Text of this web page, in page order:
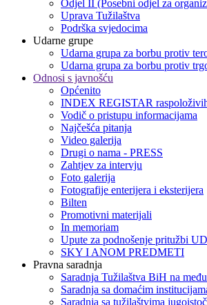
Odjel II (Posebni odjel za
Uprava Tužilaštva
Podrška svjedocima
Udarne grupe
Udarna grupa za borbu protiv
Udarna grupa za borbu protiv
Odnosi s javnošću
Općenito
INDEX REGISTAR
Vodič o pristupu informacijama
Najčešća pitanja
Video galerija
Drugi o nama - PRESS
Zahtjev za intervju
Foto galerija
Fotografije enterijera i eksterijera
Bilten
Promotivni materijali
In memoriam
Upute za podnošenje pritužbi
SKY I ANOM PREDMETI
Pravna saradnja
Saradnja Tužilaštva BiH na
Saradnja sa domaćim
Saradnja sa tužilaštvima